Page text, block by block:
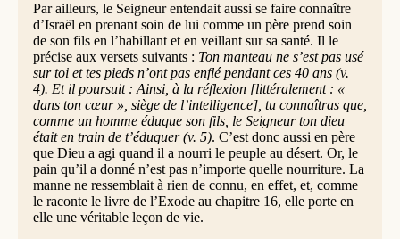
Par ailleurs, le Seigneur entendait aussi se faire connaître
d’Israël en prenant soin de lui comme un père prend soin
de son fils en l’habillant et en veillant sur sa santé. Il le
précise aux versets suivants : Ton manteau ne s’est pas usé
sur toi et tes pieds n’ont pas enflé pendant ces 40 ans (v.
4). Et il poursuit : Ainsi, à la réflexion [littéralement : «
dans ton cœur », siège de l’intelligence], tu connaîtras que,
comme un homme éduque son fils, le Seigneur ton dieu
était en train de t’éduquer (v. 5). C’est donc aussi en père
que Dieu a agi quand il a nourri le peuple au désert. Or, le
pain qu’il a donné n’est pas n’importe quelle nourriture. La
manne ne ressemblait à rien de connu, en effet, et, comme
le raconte le livre de l’Exode au chapitre 16, elle porte en
elle une véritable leçon de vie.